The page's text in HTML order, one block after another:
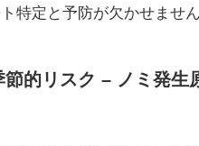
特定と予防が欠かせません
的リスク – ノミ発